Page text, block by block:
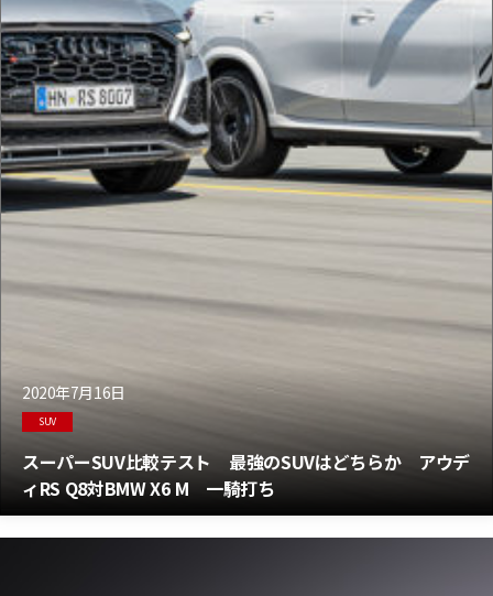
2020年7月16日
SUV
スーパーSUV比較テスト 最強のSUVはどちらか アウデ
ィRS Q8対BMW X6 M 一騎打ち